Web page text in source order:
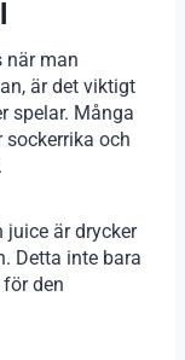
när man
är det viktigt
spelar. Många
sockerrika och
juice är drycker
Detta inte bara
den